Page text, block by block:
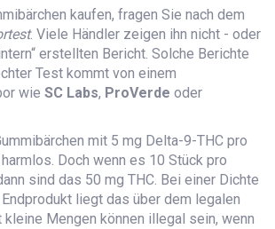
kaufen, fragen Sie nach dem
. Viele Händler zeigen ihn nicht - oder
erstellten Bericht. Solche Berichte
Test kommt von einem
wie SC Labs, ProVerde oder
mit 5 mg Delta-9-THC pro
Doch wenn es 10 Stück pro
sind das 50 mg THC. Bei einer Dichte
Endprodukt liegt das über dem legalen
Mengen können illegal sein, wenn